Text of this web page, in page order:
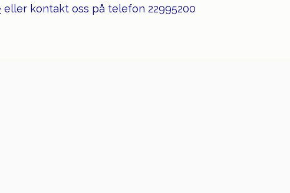
eller kontakt oss på telefon 22995200